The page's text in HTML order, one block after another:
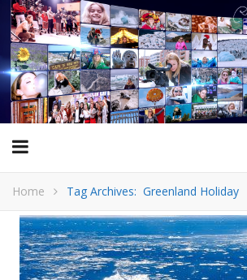
Home Tag Archives: Greenland Holiday